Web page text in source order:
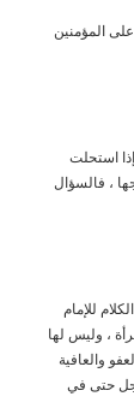
المؤمنين
استحلت
، فالسؤال
للإمام
، وليس لها
والعافية
حتى في